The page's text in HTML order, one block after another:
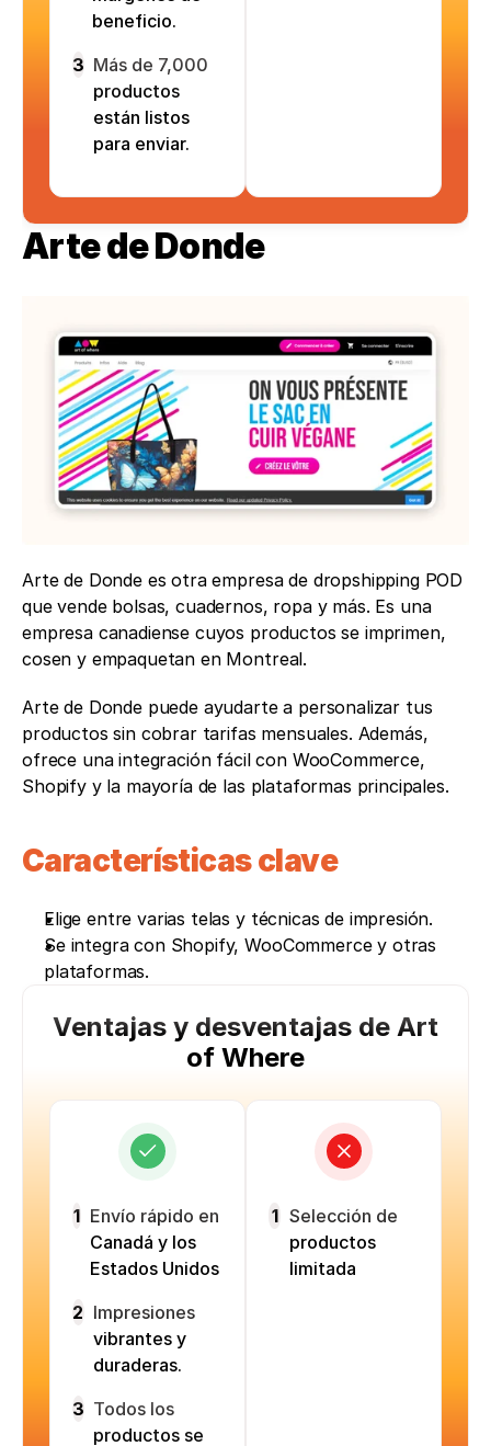
beneficio.
3 Más de 7,000
productos
están listos
para enviar.
Arte de Donde
Arte de Donde es otra empresa de dropshipping POD
que vende bolsas, cuadernos, ropa y más. Es una
empresa canadiense cuyos productos se imprimen,
cosen y empaquetan en Montreal.
Arte de Donde puede ayudarte a personalizar tus
productos sin cobrar tarifas mensuales. Además,
ofrece una integración fácil con WooCommerce,
Shopify y la mayoría de las plataformas principales.
Características clave
Elige entre varias telas y técnicas de impresión.
Se integra con Shopify, WooCommerce y otras
plataformas.
Ventajas y desventajas de Art
of Where
1 Envío rápido en
Canadá y los
Estados Unidos
2 Impresiones
vibrantes y
duraderas.
3 Todos los
productos se
1 Selección de
productos
limitada